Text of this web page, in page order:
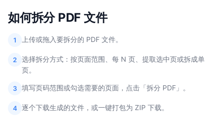
如何拆分 PDF 文件
1 上传或拖入要拆分的 PDF 文件。
2
选择拆分方式：按页面范围、每 N 页、提取选中页或拆成单
页。
3 填写页码范围或勾选需要的页面，点击「拆分 PDF」。
4 逐个下载生成的文件，或一键打包为 ZIP 下载。